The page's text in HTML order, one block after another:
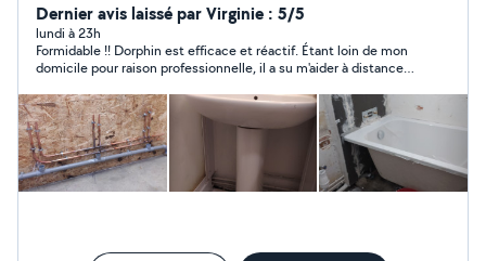
suis un bon bricoleur
Dernier avis laissé par Virginie : 5/5
lundi à 23h
Formidable !! Dorphin est efficace et réactif. Étant loin de mon
domicile pour raison professionnelle, il a su m'aider à distance.
gentillesse . Je recommande les yeux fermés